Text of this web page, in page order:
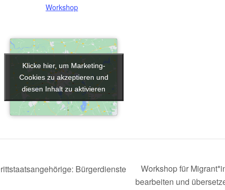
Workshop
Klicke hier, um Marketing-
Cookies zu akzeptieren und
diesen Inhalt zu aktivieren
Klicke hier, um Marketing-
Cookies zu akzeptieren und
diesen Inhalt zu aktivieren
Bürgerdienste
Workshop für
bearbeiten und